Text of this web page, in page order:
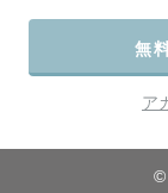
無
ア
©